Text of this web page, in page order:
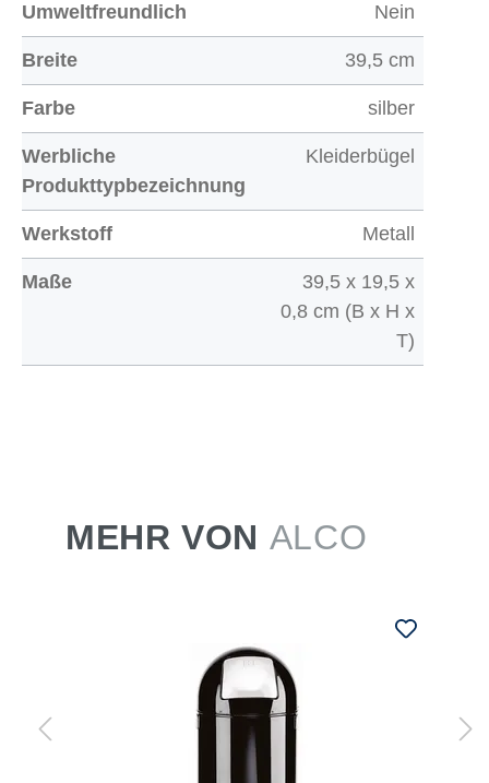
Umweltfreundlich Nein
Breite 39,5 cm
Farbe silber
Werbliche
Produkttypbezeichnung
Kleiderbügel
Werkstoff Metall
Maße
39,5 x 19,5 x
0,8 cm (B x H x
T)
MEHR VON ALCO